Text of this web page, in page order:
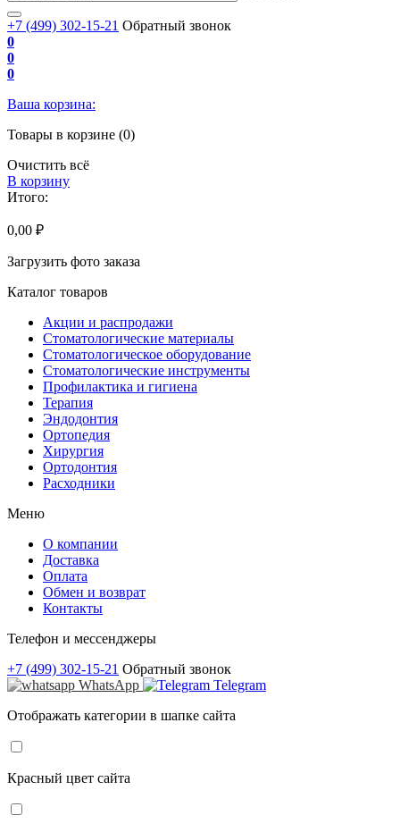
+7 (499) 302-15-21 Обратный звонок
0
0
0
Ваша корзина:
Товары в корзине (0)
Очистить всё
В корзину
Итого:
0,00 ₽
Загрузить фото заказа
Каталог товаров
Акции и распродажи
Стоматологические материалы
Стоматологическое оборудование
Стоматологические инструменты
Профилактика и гигиена
Терапия
Эндодонтия
Ортопедия
Хирургия
Ортодонтия
Расходники
Меню
О компании
Доставка
Оплата
Обмен и возврат
Контакты
Телефон и мессенджеры
+7 (499) 302-15-21 Обратный звонок
WhatsApp
Telegram
Отображать категории в шапке сайта
Красный цвет сайта